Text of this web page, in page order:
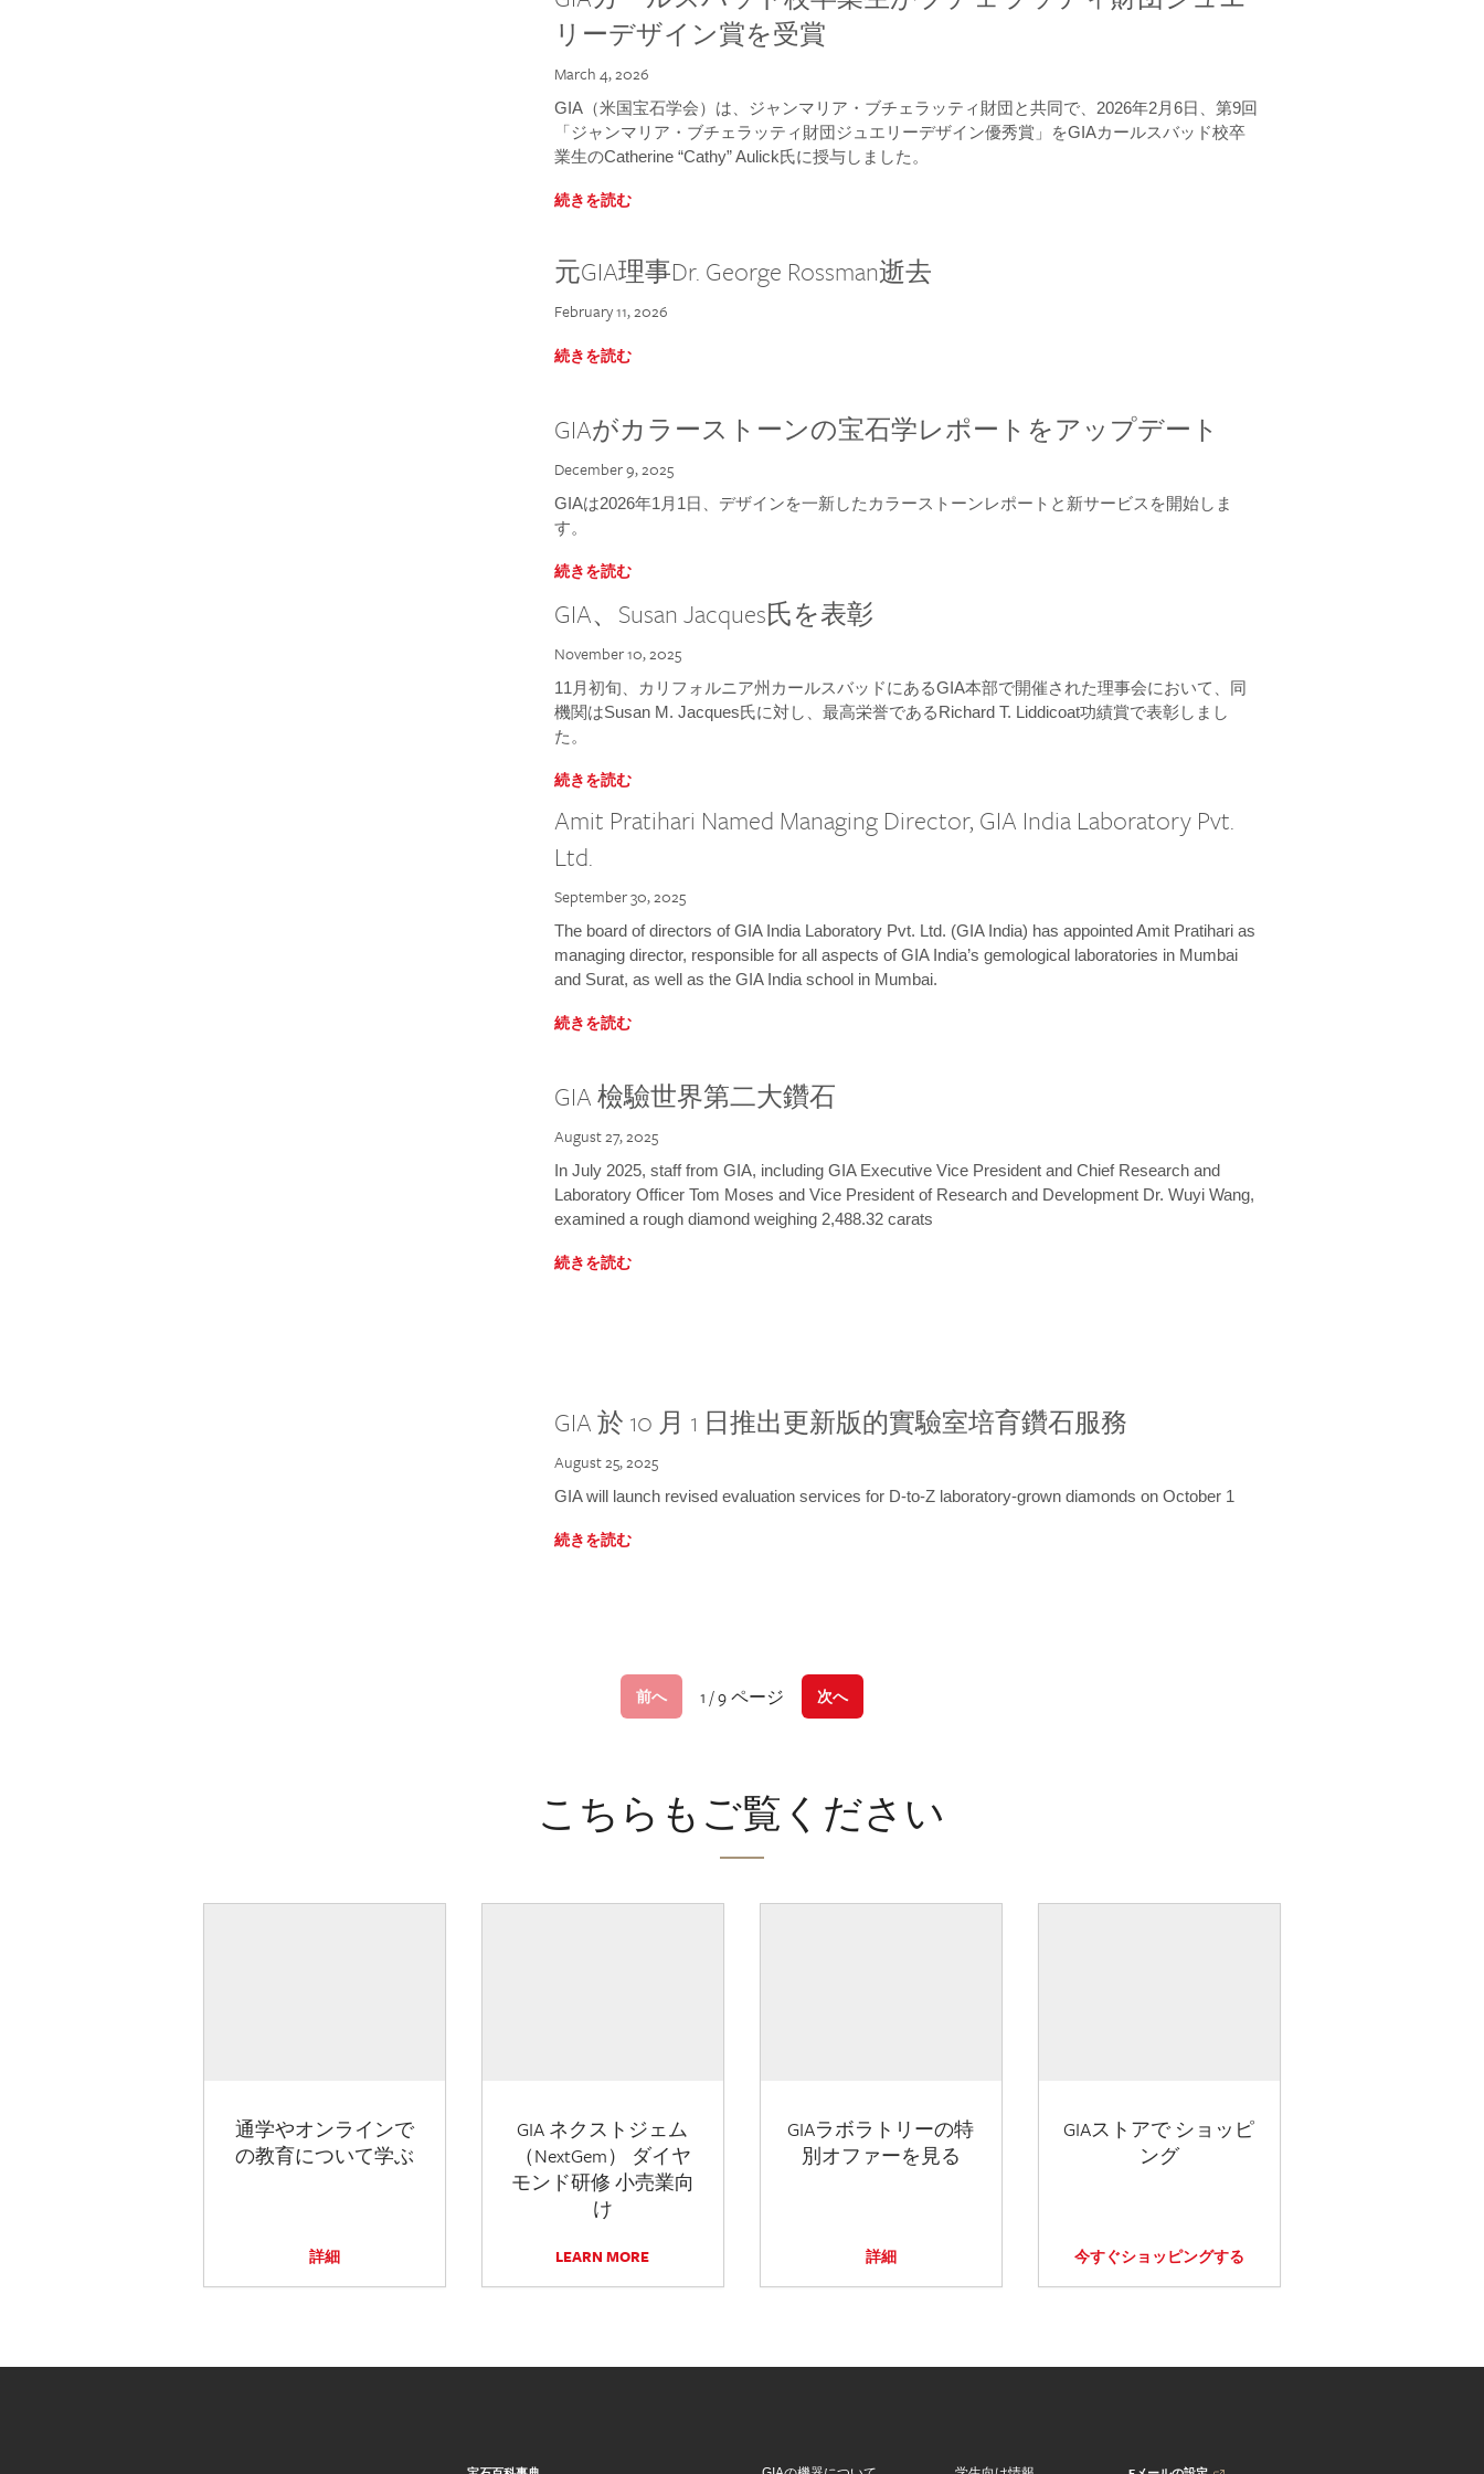
リーデザイン賞を受賞
March 4, 2026
GIA（米国宝石学会）は、ジャンマリア・ブチェラッティ財団と共同で、2026年2月6日、第9回
「ジャンマリア・ブチェラッティ財団ジュエリーデザイン優秀賞」をGIAカールスバッド校卒
業生のCatherine “Cathy” Aulick氏に授与しました。
続きを読む
元GIA理事Dr. George Rossman逝去
February 11, 2026
続きを読む
GIAがカラーストーンの宝石学レポートをアップデート
December 9, 2025
GIAは2026年1月1日、デザインを一新したカラーストーンレポートと新サービスを開始しま
す。
続きを読む
GIA、Susan Jacques氏を表彰
November 10, 2025
11月初旬、カリフォルニア州カールスバッドにあるGIA本部で開催された理事会において、同
機関はSusan M. Jacques氏に対し、最高栄誉であるRichard T. Liddicoat功績賞で表彰しまし
た。
続きを読む
Amit Pratihari Named Managing Director, GIA India Laboratory Pvt.
Ltd.
September 30, 2025
The board of directors of GIA India Laboratory Pvt. Ltd. (GIA India) has appointed Amit Pratihari as
managing director, responsible for all aspects of GIA India’s gemological laboratories in Mumbai
and Surat, as well as the GIA India school in Mumbai.
続きを読む
GIA 檢驗世界第二大鑽石
August 27, 2025
In July 2025, staff from GIA, including GIA Executive Vice President and Chief Research and
Laboratory Officer Tom Moses and Vice President of Research and Development Dr. Wuyi Wang,
examined a rough diamond weighing 2,488.32 carats
続きを読む
GIA 於 10 月 1 日推出更新版的實驗室培育鑽石服務
August 25, 2025
GIA will launch revised evaluation services for D-to-Z laboratory-grown diamonds on October 1
続きを読む
前へ 1 / 9 ページ 次へ
こちらもご覧ください
通学やオンラインで
の教育について学ぶ
詳細
GIA ネクストジェム
（NextGem） ダイヤ
モンド研修 小売業向
け
LEARN MORE
GIAラボラトリーの特
別オファーを見る
詳細
GIAストアで ショッピ
ング
今すぐショッピングする